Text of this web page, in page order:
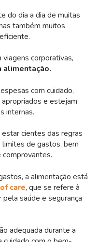
do dia a dia de muitas
também muitos
corporativas,
alimentação.
com cuidado,
e estejam
internas.
cientes das regras
de gastos, bem
a alimentação está
care, que se refere à
saúde e segurança
adequada durante a